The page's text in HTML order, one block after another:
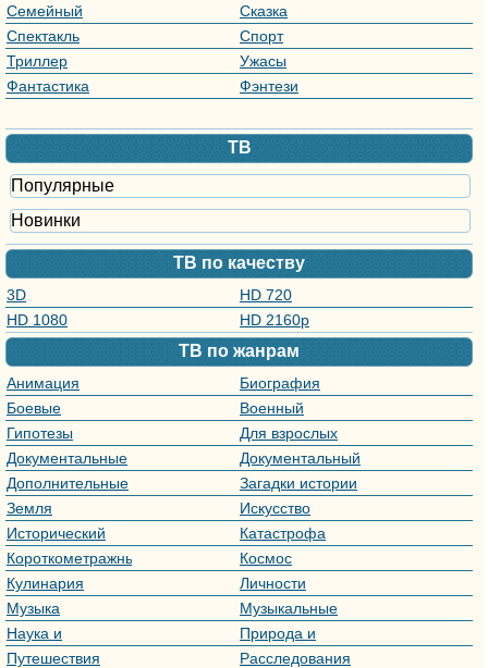
Семейный
Сказка
Спектакль
Спорт
Триллер
Ужасы
Фантастика
Фэнтези
ТВ
Популярные
Новинки
ТВ по качеству
3D
HD 720
HD 1080
HD 2160р
ТВ по жанрам
Анимация
Биография
Боевые
искусства
Военный
Гипотезы
Для взрослых
Документальные
сериалы
Документальный
Дополнительные
материалы
Загадки истории
Земля
Искусство
Исторический
Катастрофа
Короткометражный
Космос
Кулинария
Личности
Музыка
Музыкальные
программы
Наука и
технологии
Природа и
животные
Путешествия
Расследования